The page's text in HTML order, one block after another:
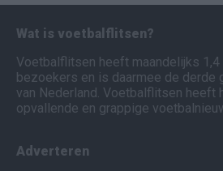
Wat is voetbalflitsen?
Voetbalflitsen heeft maandelijks 1,4
bezoekers en is daarmee de derde
van Nederland. Voetbalflitsen heeft
opvallende en grappige
Adverteren